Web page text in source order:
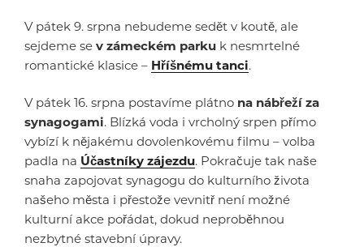
V pátek 9. srpna nebudeme sedět v koutě, ale
sejdeme se v zámeckém parku k nesmrtelné
romantické klasice – Hříšnému tanci.
V pátek 16. srpna postavíme plátno na nábřeží za
synagogami. Blízká voda i vrcholný srpen přímo
vybízí k nějakému dovolenkovému filmu – volba
padla na Účastníky zájezdu. Pokračuje tak naše
snaha zapojovat synagogu do kulturního života
našeho města i přestože vevnitř není možné
kulturní akce pořádat, dokud neproběhnou
nezbytné stavební úpravy.